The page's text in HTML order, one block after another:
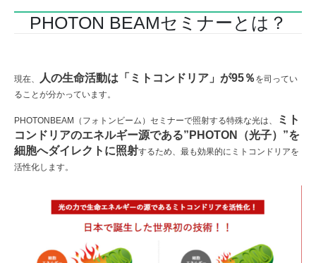
PHOTON BEAMセミナーとは？
現在、 人の生命活動は「ミトコンドリア」が95％ を司ってい
ることが分かっています。
PHOTONBEAM（フォトンビーム）セミナーで照射する特殊な光は、
ミト
コンドリアのエネルギー源である”PHOTON（光子）”を
細胞へダイレクトに照射するため、最も効果的にミトコンドリアを
活性化します。